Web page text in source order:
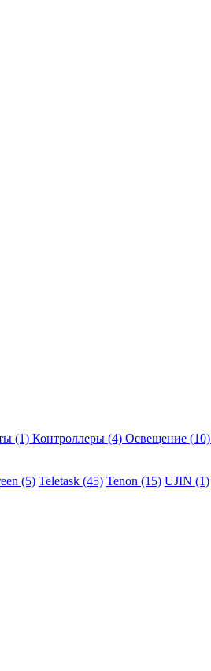
(1) Контроллеры (4) Освещение (10)
(5) Teletask (45) Tenon (15) UJIN (1)